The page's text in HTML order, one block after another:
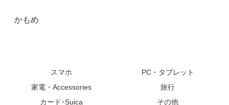
かもめ
スマホ
PC・タブレット
家電・Accessories
旅行
カード･Suica
その他